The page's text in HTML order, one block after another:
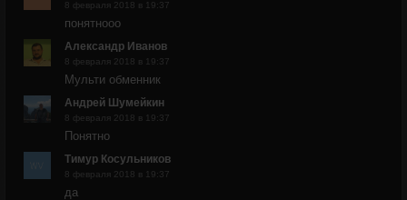
8 февраля 2018 в 19:37
понятнооо
Александр Иванов
8 февраля 2018 в 19:37
Мульти обменник
Андрей Шумейкин
8 февраля 2018 в 19:37
Понятно
Тимур Косульников
8 февраля 2018 в 19:37
да